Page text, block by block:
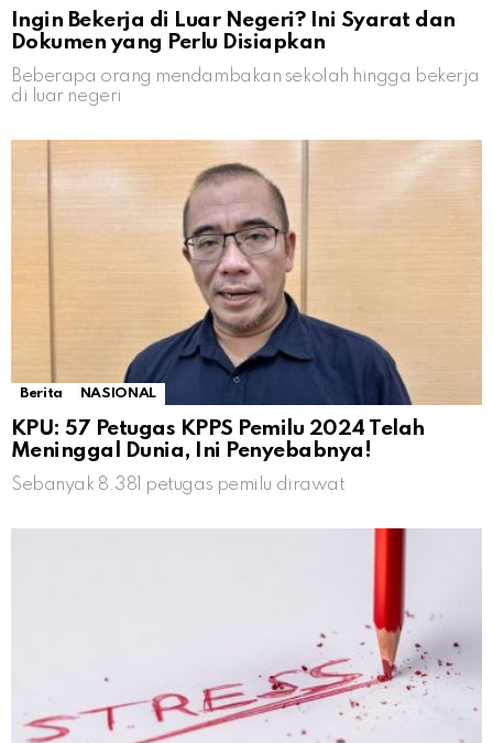
Ingin Bekerja di Luar Negeri? Ini Syarat dan
Dokumen yang Perlu Disiapkan
Beberapa orang mendambakan sekolah hingga bekerja
di luar negeri
Berita NASIONAL
KPU: 57 Petugas KPPS Pemilu 2024 Telah
Meninggal Dunia, Ini Penyebabnya!
Sebanyak 8.381 petugas pemilu dirawat